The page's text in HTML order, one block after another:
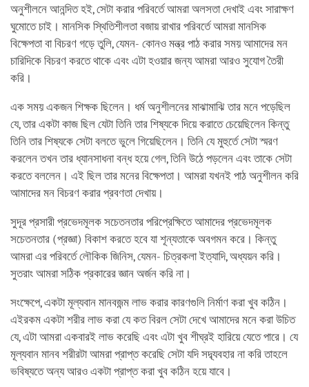
অনুশীলনে আনন্দিত হই, সেটা করার পরিবর্তে আমরা অলসতা দেখাই এবং সারাক্ষণ
ঘুমোতে চাই। মানসিক স্থিতিশীলতা বজায় রাখার পরিবর্তে আমরা মানসিক
বিক্ষেপতা বা বিচরণ গড়ে তুলি, যেমন- কোনও মন্ত্র পাঠ করার সময় আমাদের মন
চারিদিকে বিচরণ করতে থাকে এবং এটা হওয়ার জন্য আমরা আরও সুযোগ তৈরী
করি।
এক সময় একজন শিক্ষক ছিলেন। ধর্ম অনুশীলনের মাঝামাঝি তার মনে পড়েছিল
যে, তার একটা কাজ ছিল যেটা তিনি তার শিষ্যকে দিয়ে করাতে চেয়েছিলেন কিন্তু
তিনি তার শিষ্যকে সেটা বলতে ভুলে গিয়েছিলেন। তিনি যে মুহুর্তে সেটা স্মরণ
করলেন তখন তার ধ্যানসাধনা বন্ধ হয়ে গেল, তিনি উঠে পড়লেন এবং তাকে সেটা
করতে বললেন। এই ছিল তার মনের বিক্ষেপতা। আমরা যখনই পাঠ অনুশীলন করি
আমাদের মন বিচরণ করার প্রবণতা দেখায়।
সুদূর প্রসারী প্রভেদমূলক সচেতনতার পরিপ্রেক্ষিতে আমাদের প্রভেদমূলক
সচেতনতার (প্রজ্ঞা) বিকাশ করতে হবে যা শূন্যতাকে অবগমন করে। কিন্তু
আমরা এর পরিবর্তে লৌকিক জিনিস, যেমন- চিত্রকলা ইত্যাদি, অধ্যয়ন করি।
সুতরাং আমরা সঠিক প্রকারের জ্ঞান অর্জন করি না।
সংক্ষেপে, একটা মূল্যবান মানবজন্ম লাভ করার কারণগুলি নির্মাণ করা খুব কঠিন।
এইরকম একটা শরীর লাভ করা যে কত বিরল সেটা দেখে আমাদের মনে করা উচিত
যে, এটা আমরা একবারই লাভ করেছি এবং এটা খুব শীঘ্রই হারিয়ে যেতে পারে। যে
মূল্যবান মানব শরীরটা আমরা প্রাপ্ত করেছি সেটা যদি সদ্ব্যবহার না করি তাহলে
ভবিষ্যতে অন্য আরও একটা প্রাপ্ত করা খুব কঠিন হয়ে যাবে।